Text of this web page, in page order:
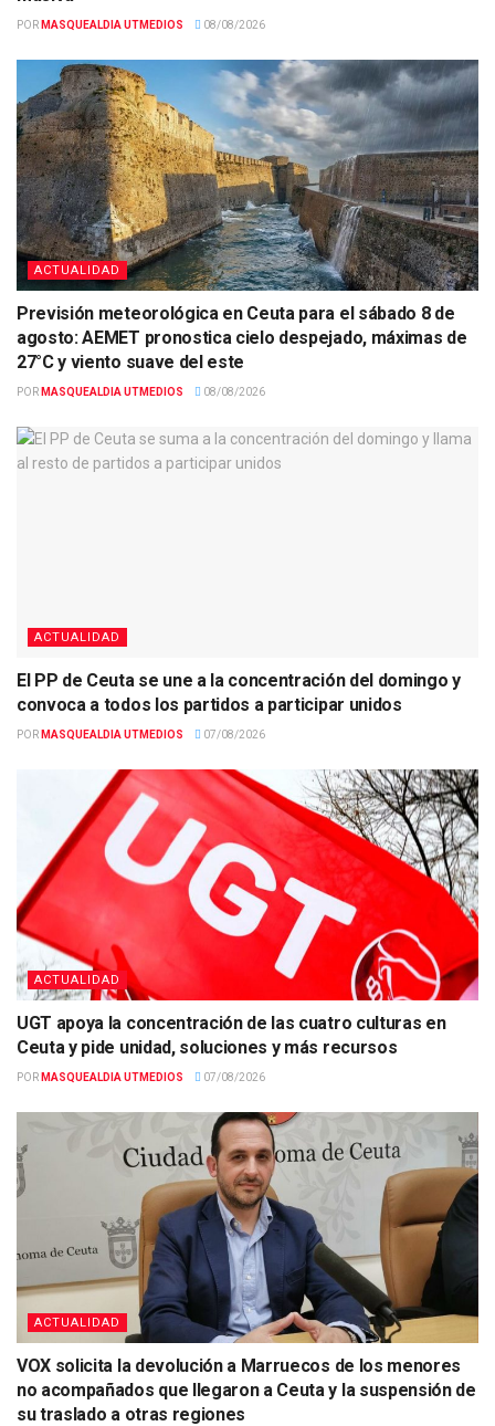
POR MASQUEALDIA UTMEDIOS 08/08/2026
ACTUALIDAD
Previsión meteorológica en Ceuta para el sábado 8 de
agosto: AEMET pronostica cielo despejado, máximas de
27°C y viento suave del este
POR MASQUEALDIA UTMEDIOS 08/08/2026
ACTUALIDAD
El PP de Ceuta se une a la concentración del domingo y
convoca a todos los partidos a participar unidos
POR MASQUEALDIA UTMEDIOS 07/08/2026
ACTUALIDAD
UGT apoya la concentración de las cuatro culturas en
Ceuta y pide unidad, soluciones y más recursos
POR MASQUEALDIA UTMEDIOS 07/08/2026
ACTUALIDAD
VOX solicita la devolución a Marruecos de los menores
no acompañados que llegaron a Ceuta y la suspensión de
su traslado a otras regiones